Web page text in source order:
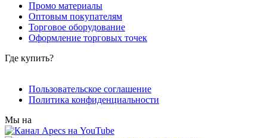
Промо материалы
Оптовым покупателям
Торговое оборудование
Оформление торговых точек
Где купить?
Пользовательское соглашение
Политика конфиденциальности
Мы на